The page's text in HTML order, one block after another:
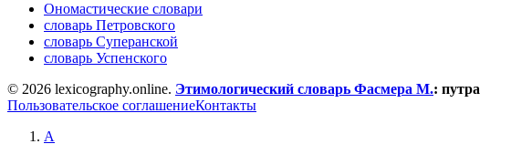
Ономастические словари
словарь Петровского
словарь Суперанской
словарь Успенского
© 2026 lexicography.online. Этимологический словарь Фасмера М.: путра
Пользовательское соглашениеКонтакты
А